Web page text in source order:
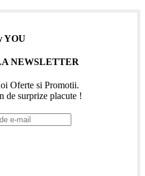
YOU
NEWSLETTER
Oferte si Promotii.
surprize placute !